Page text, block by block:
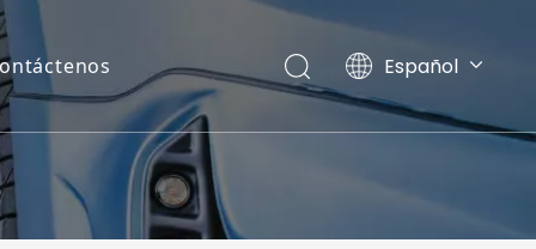
Español
English
Pусский